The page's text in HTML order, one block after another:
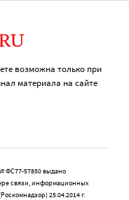
возможна только при
материала на сайте
ФС77-57850 выдано
связи, информационных
25.04.2014 г.